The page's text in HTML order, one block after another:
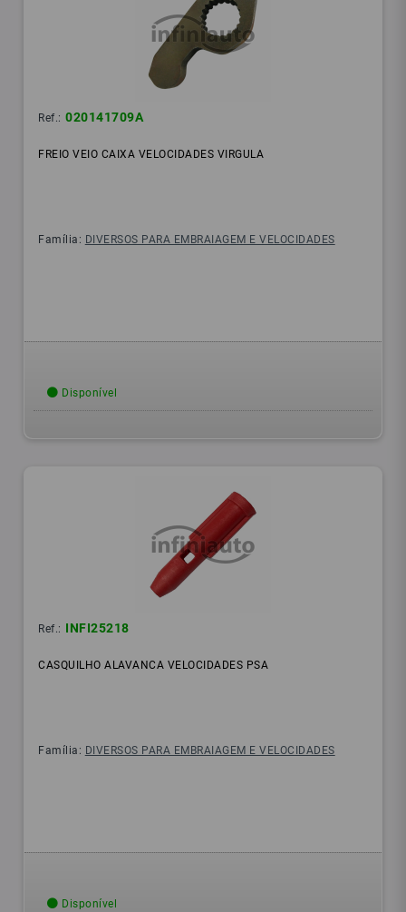
Ref.: 020141709A
FREIO VEIO CAIXA VELOCIDADES VIRGULA
Família: DIVERSOS PARA EMBRAIAGEM E VELOCIDADES
Disponível
Ref.: INFI25218
CASQUILHO ALAVANCA VELOCIDADES PSA
Família: DIVERSOS PARA EMBRAIAGEM E VELOCIDADES
Disponível